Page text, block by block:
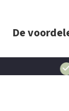
De